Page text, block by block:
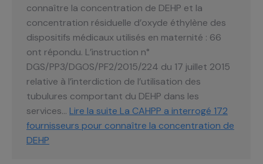
connaître la concentration de DEHP et la
concentration résiduelle d’oxyde éthylène des
dispositifs médicaux utilisés en maternité : 66
ont répondu. L’instruction n°
DGS/PP3/DGOS/PF2/2015/224 du 17 juillet 2015
relative à l’interdiction de l’utilisation des
tubulures comportant du DEHP dans les
services… Lire la suite La CAHPP a interrogé 172
fournisseurs pour connaître la concentration de
DEHP